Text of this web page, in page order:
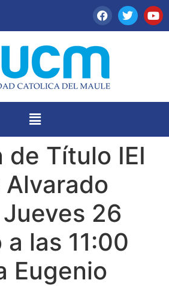
de Título IEI
26
las 11:00
Eugenio